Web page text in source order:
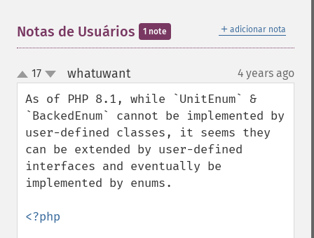
＋ adicionar nota
Notas de Usuários 1 note
up
down
17 whatuwant¶ 4 years ago
As of PHP 8.1, while `UnitEnum` &
`BackedEnum` cannot be implemented by
user-defined classes, it seems they
can be extended by user-defined
interfaces and eventually be
implemented by enums.
<?php